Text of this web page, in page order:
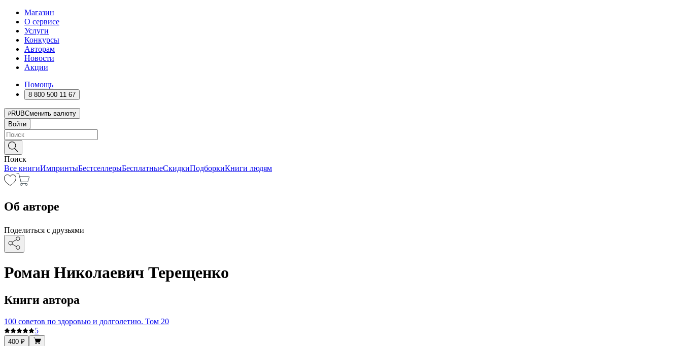
Магазин
О сервисе
Услуги
Конкурсы
Авторам
Новости
Акции
Помощь
8 800 500 11 67
RUBСменить валюту
Войти
Поиск
Все книгиИмпринтыБестселлерыБесплатныеСкидкиПодборкиКниги людям
Об авторе
Поделиться с друзьями
Роман Николаевич Терещенко
Книги автора
100 советов по здоровью и долголетию. Том 20
5
400 ₽